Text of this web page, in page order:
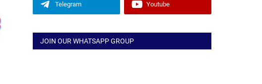
Telegram Youtube
JOIN OUR WHATSAPP GROUP